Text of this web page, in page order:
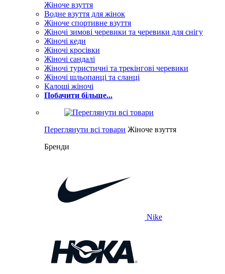
Жіноче взуття
Водне взуття для жінок
Жіноче спортивне взуття
Жіночі зимові черевики та черевики для снігу
Жіночі кеди
Жіночі кросівки
Жіночі сандалі
Жіночі туристичні та трекінгові черевики
Жіночі шльопанці та сланці
Калоші жіночі
Побачити більше...
Переглянути всі товари Жіноче взуття
Бренди
Nike